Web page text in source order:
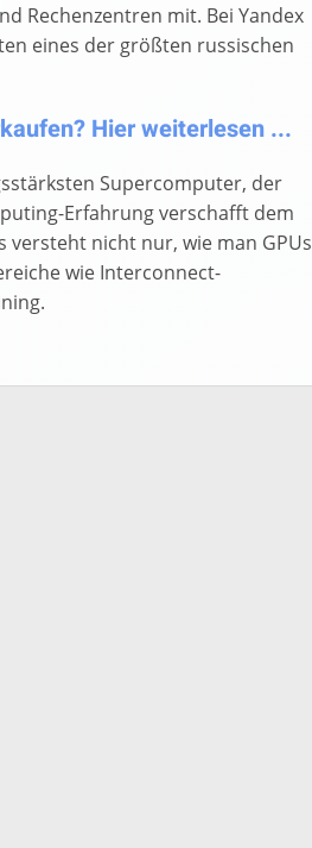
Rechenzentren mit. Bei Yandex
eines der größten russischen
Hier weiterlesen ...
Supercomputer, der
Erfahrung verschafft dem
nicht nur, wie man GPUs
wie Interconnect-